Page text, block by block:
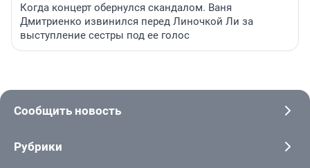
Когда концерт обернулся скандалом. Ваня
Дмитриенко извинился перед Линочкой Ли за
выступление сестры под ее голос
Сообщить новость
Рубрики